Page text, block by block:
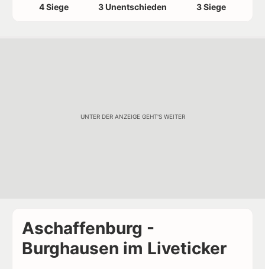
4 Siege 3 Unentschieden 3 Siege
UNTER DER ANZEIGE GEHT'S WEITER
Aschaffenburg -
Burghausen im Liveticker